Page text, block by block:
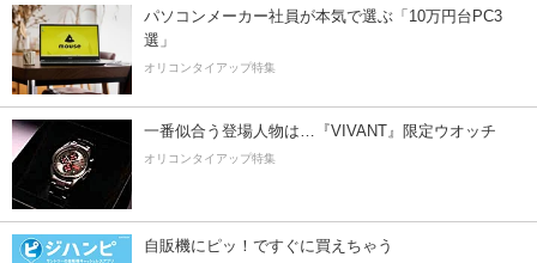
パソコンメーカー社員が本気で選ぶ「10万円台PC3
選」
オリコンタイアップ特集
一番似合う登場人物は…『VIVANT』限定ウオッチ
オリコンタイアップ特集
自販機にピッ！ですぐに買えちゃう